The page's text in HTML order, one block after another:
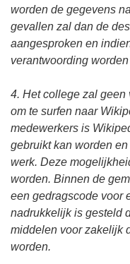
worden de gegevens
gevallen zal dan de
aangesproken en
verantwoording
4. Het college zal geen
om te surfen naar
medewerkers is
gebruikt kan worden
werk. Deze
worden. Binnen de
een gedragscode voor
nadrukkelijk is gesteld
middelen voor zakelijk
worden.